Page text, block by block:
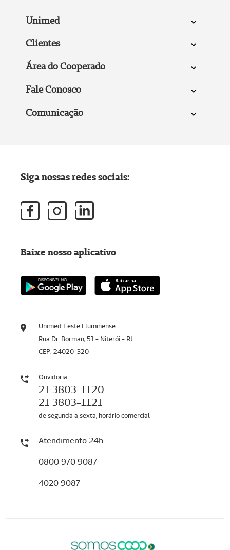
Unimed
Clientes
Área do Cooperado
Fale Conosco
Comunicação
Unimed Leste Fluminense
Rua Dr. Borman, 51 - Niterói - RJ
CEP: 24020-320
Ouvidoria
21 3803-1120
21 3803-1121
de segunda a sexta, horário comercial
Atendimento 24h
0800 970 9087
4020 9087
Siga nossas redes sociais:
Baixe nosso aplicativo